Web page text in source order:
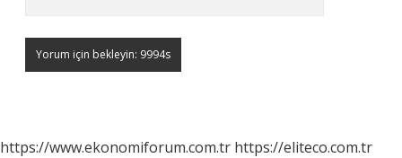
https://www.ekonomiforum.com.tr https://eliteco.com.tr